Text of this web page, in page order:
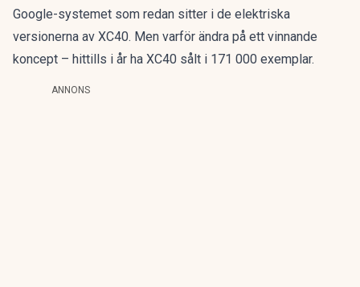
Google-systemet som redan sitter i de elektriska
versionerna av XC40. Men varför ändra på ett vinnande
koncept – hittills i år ha XC40 sålt i 171 000 exemplar.
ANNONS